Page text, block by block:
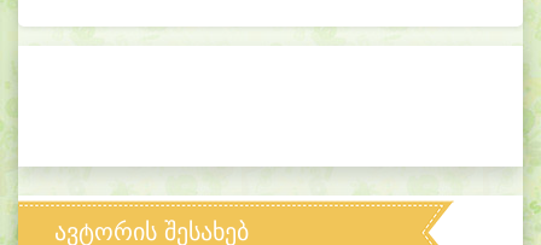
ავტორის შესახებ